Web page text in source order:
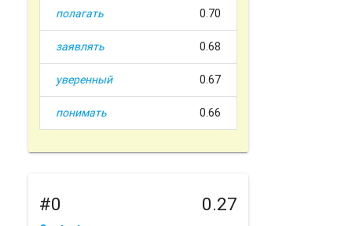
полагать 0.70
заявлять 0.68
уверенный 0.67
понимать 0.66
#0 0.27